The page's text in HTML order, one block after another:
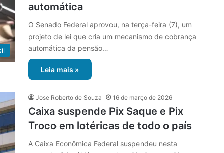
automática
O Senado Federal aprovou, na terça-feira (7), um
projeto de lei que cria um mecanismo de cobrança
automática da pensão…
Leia mais »
Jose Roberto de Souza 16 de março de 2026
Caixa suspende Pix Saque e Pix
Troco em lotéricas de todo o país
A Caixa Econômica Federal suspendeu nesta